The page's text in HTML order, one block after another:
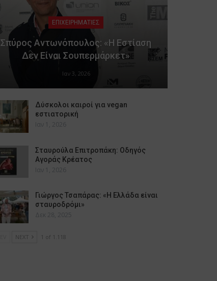
ΕΠΙΧΕΙΡΗΜΑΤΙΕΣ
Σπύρος Αντωνόπουλος: «Η Εστίαση
Δεν Είναι Σουπερμάρκετ»
Ιαν 3, 2026
Δύσκολοι καιροί για vegan
εστιατορική
Ιαν 1, 2026
Σταυρούλα Επιτροπάκη: Οδηγός
Αγοράς Κρέατος
Ιαν 1, 2026
Γιώργος Τσαπάρας: «Η Ελλάδα είναι
σταυροδρόμι»
Δεκ 28, 2025
NEXT 1 of 1.118